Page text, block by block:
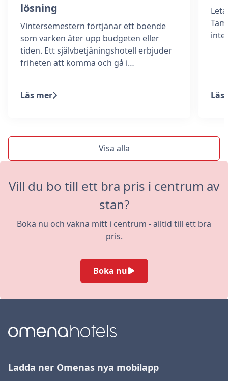
lösning
Vintersemestern förtjänar ett boende
som varken äter upp budgeten eller
tiden. Ett självbetjäningshotell erbjuder
friheten att komma och gå i…
Läs mer
inte
Läs
Visa alla
Vill du bo till ett bra pris i centrum av
stan?
Boka nu och vakna mitt i centrum - alltid till ett bra
pris.
Boka nu
Ladda ner Omenas nya mobilapp